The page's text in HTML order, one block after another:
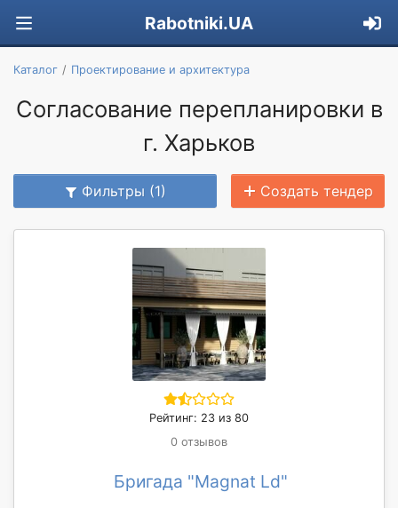
Rabotniki.UA
Каталог Проектирование и архитектура
Согласование перепланировки в
г. Харьков
Фильтры (1) Создать тендер
Рейтинг: 23 из 80
0 отзывов
Бригада "Magnat Ld"